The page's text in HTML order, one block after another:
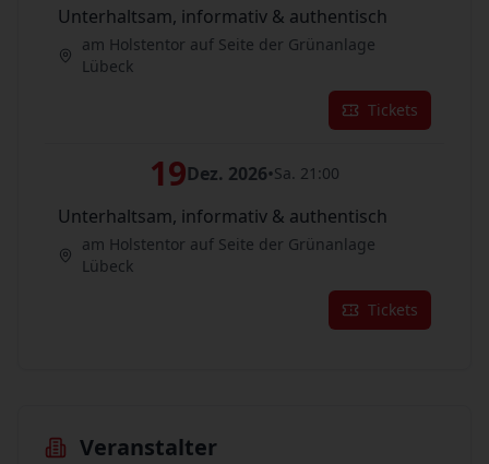
Unterhaltsam, informativ & authentisch
am Holstentor auf Seite der Grünanlage
Lübeck
Tickets
19Dez. 2026•Sa. 21:00
Unterhaltsam, informativ & authentisch
am Holstentor auf Seite der Grünanlage
Lübeck
Tickets
Veranstalter